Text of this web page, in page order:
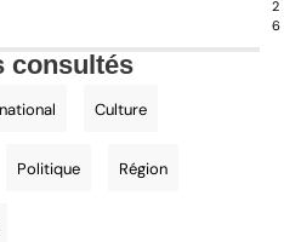
2
6
consultés
Culture
Politique Région